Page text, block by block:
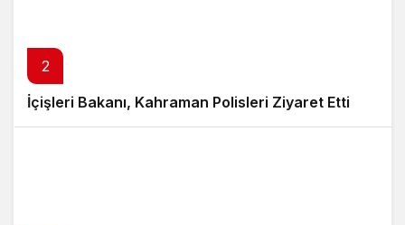
2
İçişleri Bakanı, Kahraman Polisleri Ziyaret Etti